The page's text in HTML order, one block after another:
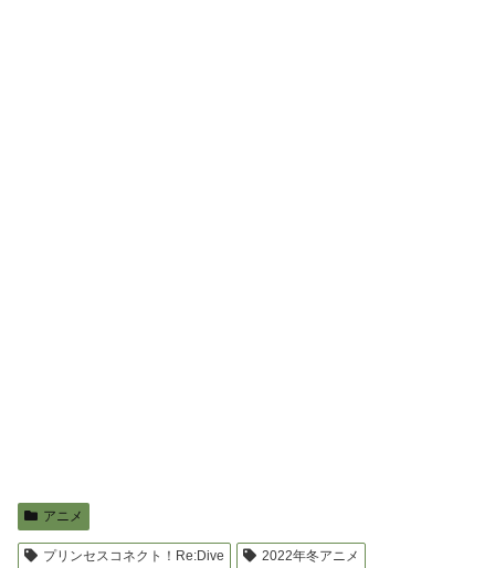
アニメ
プリンセスコネクト！Re:Dive 2022年冬アニメ